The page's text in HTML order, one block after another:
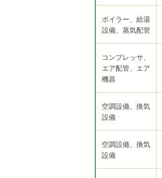
ボイラー、給湯
設備、蒸気配管
コンプレッサ、
エア配管、エア
機器
空調設備、換気
設備
空調設備、換気
設備